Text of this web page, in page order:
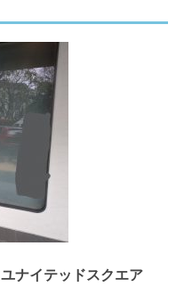
ユナイテッドスクエア